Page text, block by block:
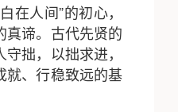
在人间”的初心，
真谛。古代先贤的
拙，以拙求进，
就、行稳致远的基